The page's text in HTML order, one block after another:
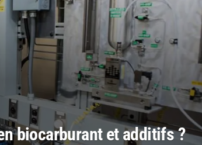
biocarburant et additifs ?